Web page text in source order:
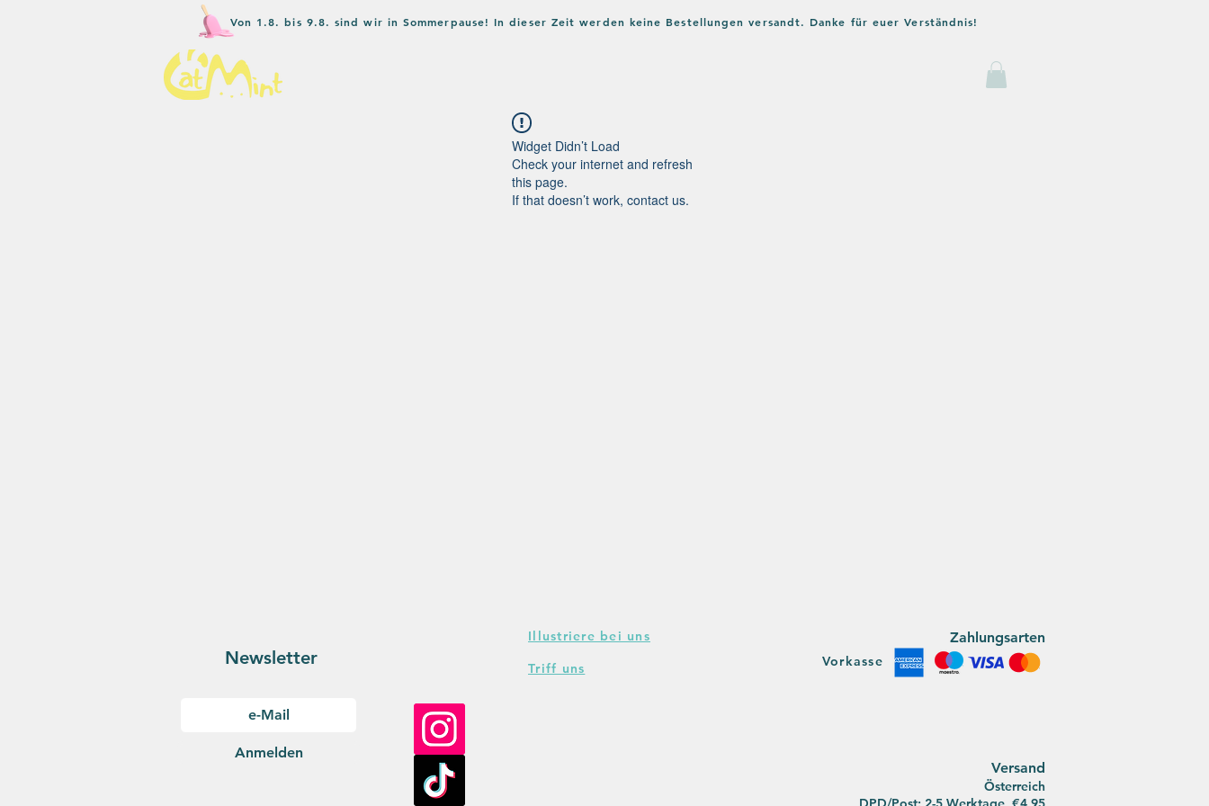
Von 1.8. bis 9.8. sind wir in Sommerpause! In dieser Zeit werden keine Bestellungen versandt. Danke für euer Verständnis!
Widget Didn’t Load
Check your internet and refresh
this page.
If that doesn’t work, contact us.
Newsletter
Anmelden
Illustriere bei uns
Triff uns
Zahlungsarten
Vorkasse
Versand
Österreich